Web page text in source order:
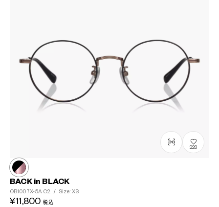
228
BACK in BLACK
OB1007X-5A C2 / Size: XS
¥11,800 税込